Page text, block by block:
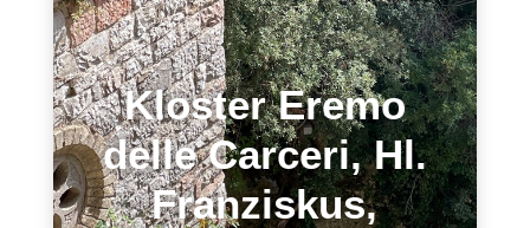
Kloster Eremo
delle Carceri, Hl.
Franziskus,